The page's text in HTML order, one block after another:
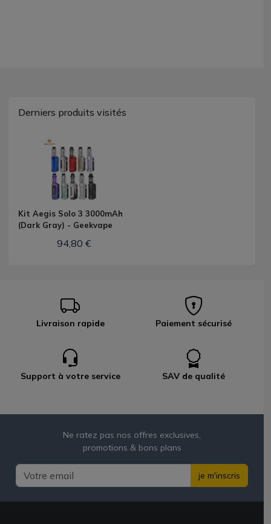
Derniers produits visités
Kit Aegis Solo 3 3000mAh
(Dark Gray) - Geekvape
94,80 €
Livraison rapide Paiement sécurisé
Support à votre service SAV de qualité
Ne ratez pas nos offres exclusives,
promotions & bons plans
je m'inscris